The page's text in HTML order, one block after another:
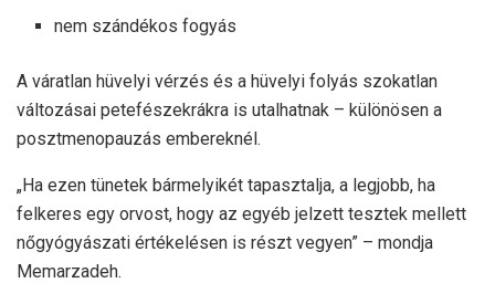
nem szándékos fogyás
A váratlan hüvelyi vérzés és a hüvelyi folyás szokatlan
változásai petefészekrákra is utalhatnak – különösen a
posztmenopauzás embereknél.
„Ha ezen tünetek bármelyikét tapasztalja, a legjobb, ha
felkeres egy orvost, hogy az egyéb jelzett tesztek mellett
nőgyógyászati ​​értékelésen is részt vegyen” – mondja
Memarzadeh.